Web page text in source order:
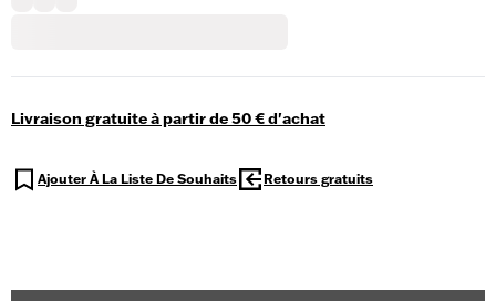
Livraison gratuite à partir de 50 € d'achat
Ajouter À La Liste De Souhaits Retours gratuits